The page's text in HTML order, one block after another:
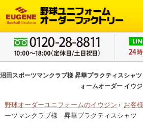
沼田スポーツマンクラブ様 昇華プラクティスシャ
ォームオーダー イウ
野球オーダーユニフォームのイウジン › お客
ーツマンクラブ様 昇華プラクティスシャツ